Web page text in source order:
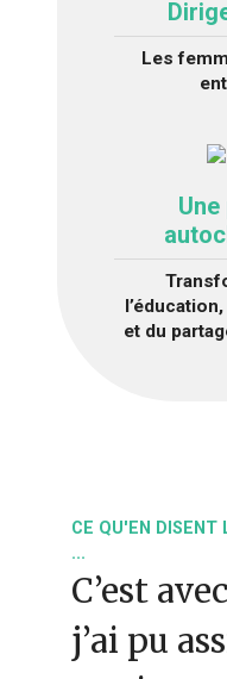
Les
et du
CE QU'EN DISENT
...
C’est
j’ai pu